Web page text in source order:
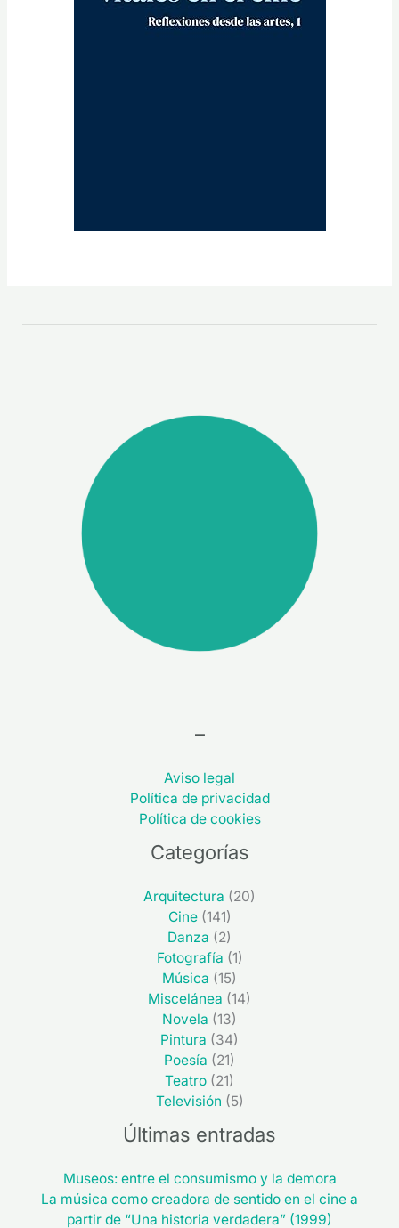
–
Aviso legal
Política de privacidad
Política de cookies
Categorías
Arquitectura (20)
Cine(141)
Danza (2)
Fotografía (1)
Música (15)
Miscelánea (14)
Novela (13)
Pintura (34)
Poesía (21)
Teatro (21)
Televisión (5)
Últimas entradas
Museos: entre el consumismo y la demora
La música como creadora de sentido en el cine a
partir de “Una historia verdadera” (1999)